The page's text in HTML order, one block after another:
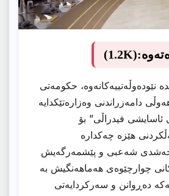
(1.2K)
نێودەوڵەتییەكانەوە، حكومەتی
دامەزراندنی وەزارەتێكدایە
ئاسایشی فیدراڵی” بۆ
هێزە چەكدارە
حەشدی شەعبی و پێشمەرگەیش
چوارچێوەی هەماهەنگیش بە
دەڕوانن و سەركردایەتی